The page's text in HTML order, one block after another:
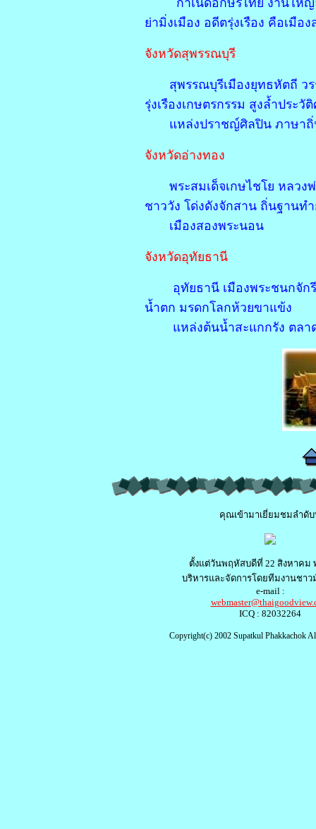
กำเนิดอักษรไทย งานให
ย่ามิ่งเมือง อดีตรุ่งเรือง คือเมือ
จังหวัดสุพรรณบุร
สุพรรณบุรีเมืองยุทธหัตถี ว
รุ่งเรืองเกษตรกรรม สูงล้ำประวั
แหล่งปราชญ์ศิลปิน ภาษาถิ่
จังหวัดอ่างทอง
พระสมเด็จเกษไชโย หลว
ชาววัง โด่งดังจักสาน ถิ่นฐานท
เมืองสองพระนอน
จังหวัดอุทัยธานี
อุทัยธานี เมืองพระชนกจัก
น้ำตก มรดกโลกห้วยขาแข้ง
แหล่งต้นน้ำสะแกกรัง ตลาด
คุณเข้ามาเยี่ยมชมลำดั
ตั้งแต่วันพฤหัสบดีที่ 22 สิงหาคม
บริหารและจัดการโดยทีมงานชา
e-mail :
ICQ : 82032264
Copyright(c) 2002 Supatkul Phakkachok